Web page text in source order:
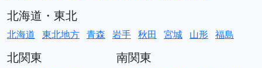
北海道・東北
北海道 東北地方 青森 岩手 秋田 宮城 山形 福島
北関東 南関東